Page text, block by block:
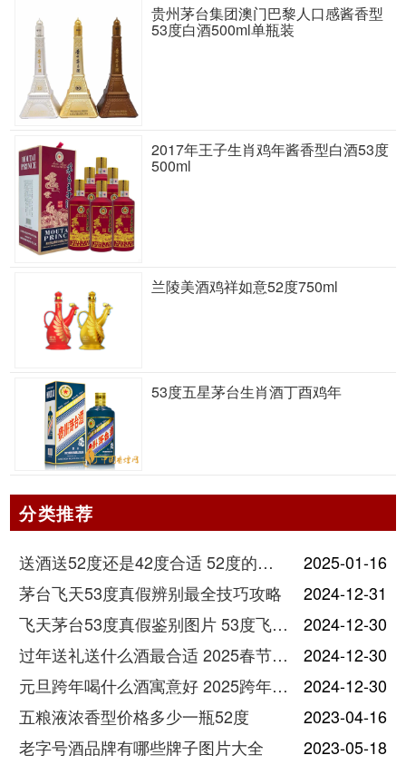
贵州茅台集团澳门巴黎人口感酱香型
53度白酒500ml单瓶装
2017年王子生肖鸡年酱香型白酒53度
500ml
兰陵美酒鸡祥如意52度750ml
53度五星茅台生肖酒丁酉鸡年
分类推荐
送酒送52度还是42度合适 52度的酒和42度的酒有什么区别
2025-01-16
茅台飞天53度真假辨别最全技巧攻略
2024-12-31
飞天茅台53度真假鉴别图片 53度飞天茅台怎么验真假
2024-12-30
过年送礼送什么酒最合适 2025春节送酒指南
2024-12-30
元旦跨年喝什么酒寓意好 2025跨年热门酒推荐
2024-12-30
五粮液浓香型价格多少一瓶52度
2023-04-16
老字号酒品牌有哪些牌子图片大全
2023-05-18